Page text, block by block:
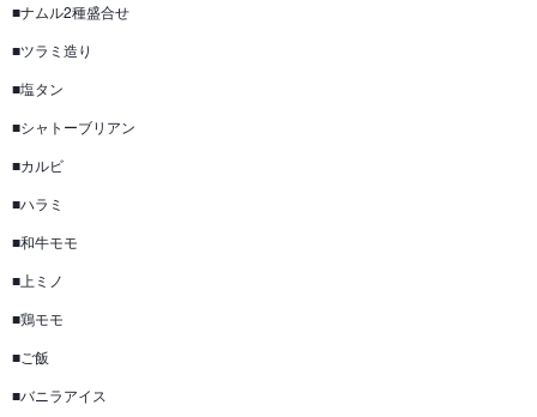
■ナムル2種盛合せ
■ツラミ造り
■塩タン
■シャトーブリアン
■カルビ
■ハラミ
■和牛モモ
■上ミノ
■鶏モモ
■ご飯
■バニラアイス